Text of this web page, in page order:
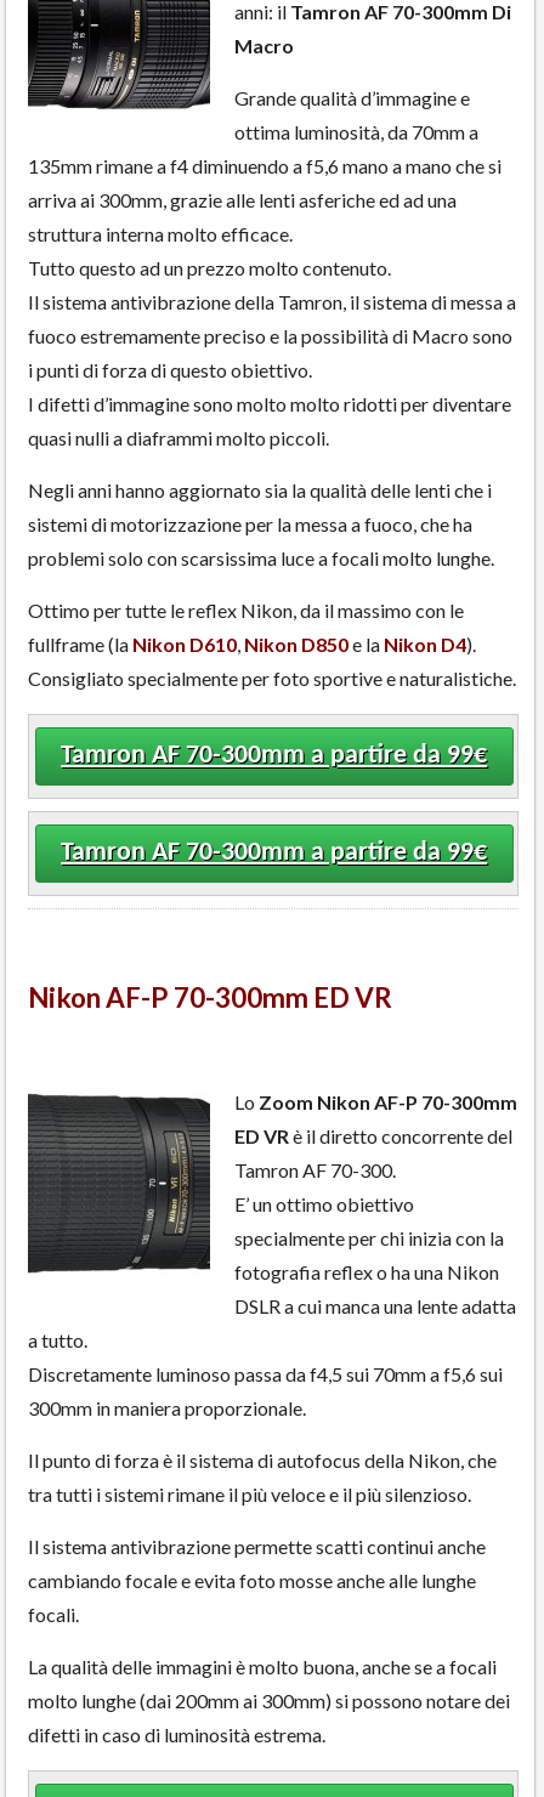
anni: il Tamron AF 70-300mm Di
Macro
Grande qualità d’immagine e
ottima luminosità, da 70mm a
135mm rimane a f4 diminuendo a f5,6 mano a mano che si
arriva ai 300mm, grazie alle lenti asferiche ed ad una
struttura interna molto efficace.
Tutto questo ad un prezzo molto contenuto.
Il sistema antivibrazione della Tamron, il sistema di messa a
fuoco estremamente preciso e la possibilità di Macro sono
i punti di forza di questo obiettivo.
I difetti d’immagine sono molto molto ridotti per diventare
quasi nulli a diaframmi molto piccoli.
Negli anni hanno aggiornato sia la qualità delle lenti che i
sistemi di motorizzazione per la messa a fuoco, che ha
problemi solo con scarsissima luce a focali molto lunghe.
Ottimo per tutte le reflex Nikon, da il massimo con le
fullframe (la Nikon D610, Nikon D850e la Nikon D4).
Consigliato specialmente per foto sportive e naturalistiche.
Tamron AF 70-300mm a partire da 99€
Tamron AF 70-300mm a partire da 99€
Nikon AF-P 70-300mm ED VR
Lo Zoom Nikon AF-P 70-300mm
ED VRè il diretto concorrente del
Tamron AF 70-300.
E’ un ottimo obiettivo
specialmente per chi inizia con la
fotografia reflex o ha una Nikon
DSLR a cui manca una lente adatta
a tutto.
Discretamente luminoso passa da f4,5 sui 70mm a f5,6 sui
300mm in maniera proporzionale.
Il punto di forza è il sistema di autofocus della Nikon, che
tra tutti i sistemi rimane il più veloce e il più silenzioso.
Il sistema antivibrazione permette scatti continui anche
cambiando focale e evita foto mosse anche alle lunghe
focali.
La qualità delle immagini è molto buona, anche se a focali
molto lunghe (dai 200mm ai 300mm) si possono notare dei
difetti in caso di luminosità estrema.